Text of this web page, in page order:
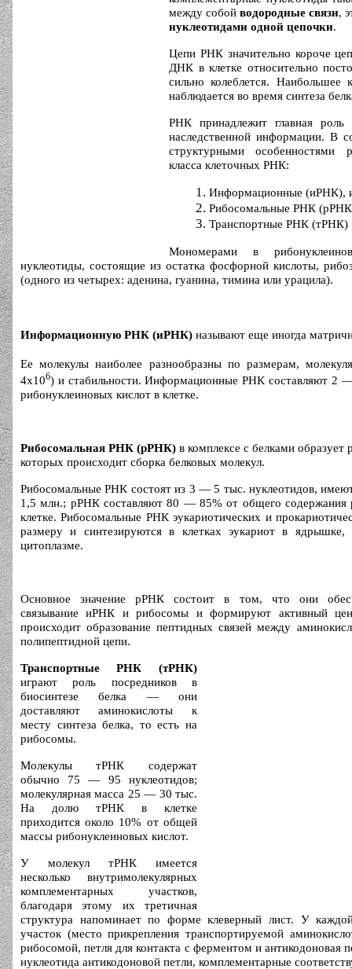
между собой водородные связи,
нуклеотидами одной цепочки.
Цепи РНК значительно короче
ДНК в клетке относительно
сильно колеблется. Наибольшее
наблюдается во время синтеза
РНК принадлежит главная роль
наследственной информации. В
структурными особенностями
класса клеточных РНК:
Информационные (иРНК),
Рибосомальные РНК
Транспортные РНК (тРНК)
Мономерами в
нуклеотиды, состоящие из остатка фосфорной кислоты,
(одного из четырех: аденина, гуанина, тимина или урацила).
Информационную РНК (иРНК) называют еще иногда
Ее молекулы наиболее разнообразны по размерам,
4х106) и стабильности. Информационные РНК составляют 2
рибонуклеиновых кислот в клетке.
Рибосомальная РНК (рРНК) в комплексе с белками
которых происходит сборка белковых молекул.
Рибосомальные РНК состоят из 3 — 5 тыс. нуклеотидов,
1,5 млн.; рРНК составляют 80 — 85% от общего содержания
клетке. Рибосомальные РНК эукариотических и
размеру и синтезируются в клетках эукариот в
цитоплазме.
Основное значение рРНК состоит в том, что они
связывание иРНК и рибосомы и формируют активный
происходит образование пептидных связей между
полипептидной цепи.
Транспортные РНК (тРНК)
играют роль посредников в
биосинтезе белка — они
доставляют аминокислоты к
месту синтеза белка, то есть на
рибосомы.
Молекулы тРНК содержат
обычно 75 — 95 нуклеотидов;
молекулярная масса 25 — 30 тыс.
На долю тРНК в клетке
приходится около 10% от общей
массы рибонуклеиновых кислот.
У молекул тРНК имеется
несколько внутримолекулярных
комплементарных участков,
благодаря этому их третичная
структура напоминает по форме клеверный лист. У
участок (место прикрепления транспортируемой
рибосомой, петля для контакта с ферментом и антикодоновая
нуклеотида антикодоновой петли, комплементарные